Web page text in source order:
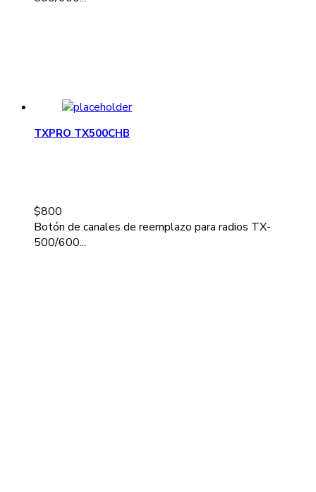
TXPRO TX500CHB
$800
Botón de canales de reemplazo para radios TX-
500/600...